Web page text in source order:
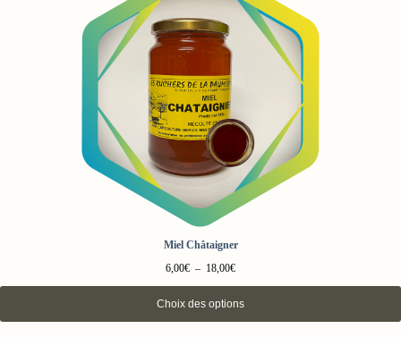
Miel Châtaigner
6,00€ – 18,00€Plage
6,00€
à
Choix des options